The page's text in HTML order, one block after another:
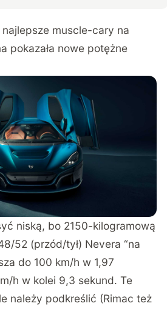
muscle-cary na
pokazała nowe potężne
niską, bo 2150-kilogramową
52 (przód/tył) Nevera “na
do 100 km/h w 1,97
h w kolei 9,3 sekund. Te
należy podkreślić (Rimac też